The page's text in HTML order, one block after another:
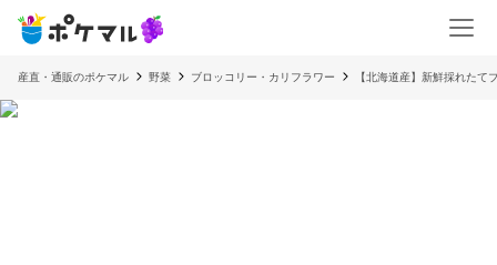
産直・通販のポケマル 野菜 ブロッコリー・カリフラワー 【北海道産】新鮮採れたて